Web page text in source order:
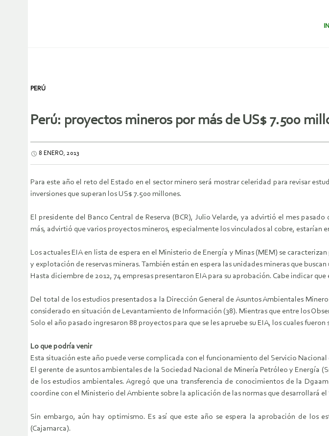
PERÚ
Perú: proyectos mineros por más de US$ 7.500
8 ENERO, 2013
Para este año el reto del Estado en el sector minero será mostrar celeridad para revisar
inversiones que superan los US$ 7.500 millones.
El presidente del Banco Central de Reserva (BCR), Julio Velarde, ya advirtió el mes
más, advirtió que varios proyectos mineros, especialmente los vinculados al cobre,
Los actuales EIA en lista de espera en el Ministerio de Energía y Minas (MEM) se
y explotación de reservas mineras. También están en espera las unidades mineras que
Hasta diciembre de 2012, 74 empresas presentaron EIA para su aprobación. Cabe indicar
Del total de los estudios presentados a la Dirección General de Asuntos Ambientales
considerado en situación de Levantamiento de Información (38). Mientras que entre los
Solo el año pasado ingresaron 88 proyectos para que se les apruebe su EIA, los cuales
Lo que podría venir
Esta situación este año puede verse complicada con el funcionamiento del Servicio
El gerente de asuntos ambientales de la Sociedad Nacional de Minería Petróleo y Energía
de los estudios ambientales. Agregó que una transferencia de conocimientos de la
coordine con el Ministerio del Ambiente sobre la aplicación de las normas que desarrollará el
Sin embargo, aún hay optimismo. Es así que este año se espera la aprobación de los
(Cajamarca).